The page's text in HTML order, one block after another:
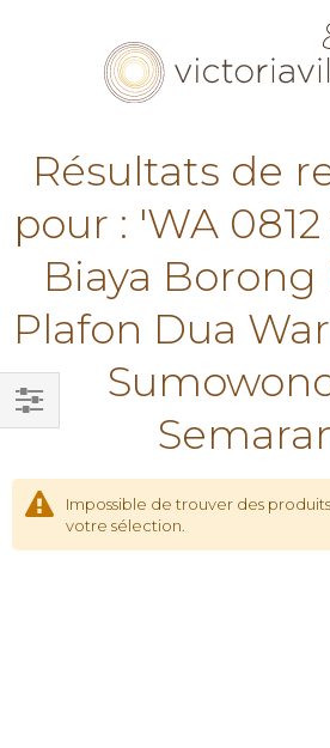
Résultats de
pour : 'WA 0812
Biaya
Plafon Dua
Impossible de trouver des
votre sélection.
Filtrer